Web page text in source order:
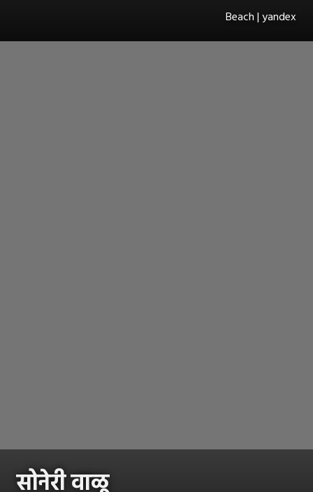
Beach | yandex
सोनेरी वाळू